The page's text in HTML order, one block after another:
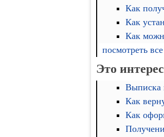
Как
Как
Как
посмотреть все
Это
Выписка
Как
Как